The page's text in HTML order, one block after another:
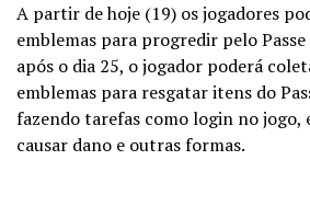
A partir de hoje (19) os jogadores
emblemas para progredir pelo
após o dia 25, o jogador poderá
emblemas para resgatar itens do
fazendo tarefas como login no jogo,
causar dano e outras formas.